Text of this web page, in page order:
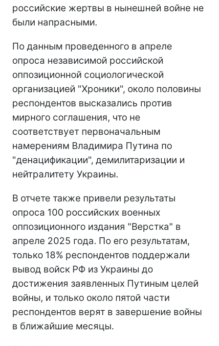
российские жертвы в нынешней войне не
были напрасными.
По данным проведенного в апреле
опроса независимой российской
оппозиционной социологической
организацией "Хроники", около половины
респондентов высказались против
мирного соглашения, что не
соответствует первоначальным
намерениям Владимира Путина по
"денацификации", демилитаризации и
нейтралитету Украины.
В отчете также привели результаты
опроса 100 российских военных
оппозиционного издания "Верстка" в
апреле 2025 года. По его результатам,
только 18% респондентов поддержали
вывод войск РФ из Украины до
достижения заявленных Путиным целей
войны, и только около пятой части
респондентов верят в завершение войны
в ближайшие месяцы.